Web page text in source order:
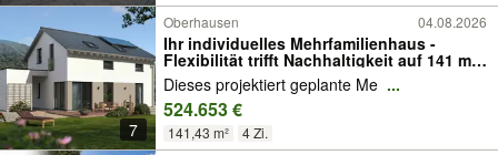
7
Oberhausen 04.08.2026
Ihr individuelles Mehrfamilienhaus -
Flexibilität trifft Nachhaltigkeit auf 141 m²
Wohnfläche
Dieses projektiert geplante Me ...
524.653 €
141,43 m² 4 Zi.